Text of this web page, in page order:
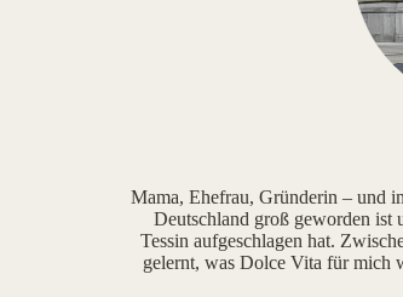
Mama, Ehefrau, Gründerin – und
Deutschland groß geworden ist
Tessin aufgeschlagen hat.
gelernt, was Dolce Vita für mich